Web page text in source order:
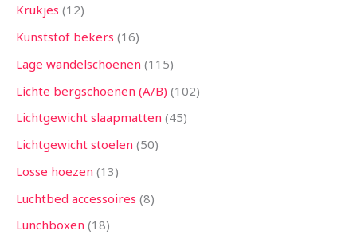
Krukjes 12
Kunststof bekers 16
Lage wandelschoenen 115
Lichte bergschoenen (A/B) 102
Lichtgewicht slaapmatten 45
Lichtgewicht stoelen 50
Losse hoezen 13
Luchtbed accessoires 8
Lunchboxen 18